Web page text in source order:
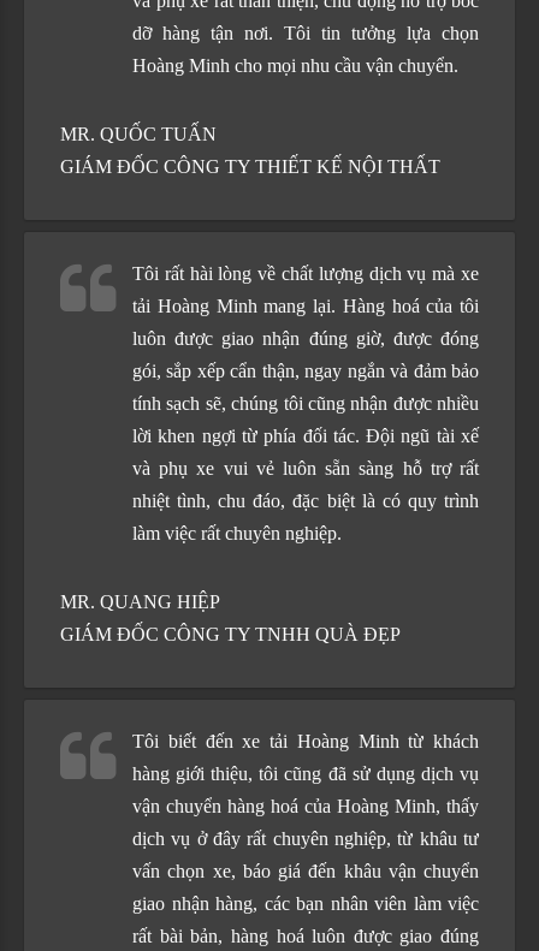
dỡ hàng tận nơi. Tôi tin tưởng lựa chọn
Hoàng Minh cho mọi nhu cầu vận chuyển.
MR. QUỐC TUẤN
GIÁM ĐỐC CÔNG TY THIẾT KẾ NỘI THẤT
Tôi rất hài lòng về chất lượng dịch vụ mà xe
tải Hoàng Minh mang lại. Hàng hoá của tôi
luôn được giao nhận đúng giờ, được đóng
gói, sắp xếp cẩn thận, ngay ngắn và đảm bảo
tính sạch sẽ, chúng tôi cũng nhận được nhiều
lời khen ngợi từ phía đối tác. Đội ngũ tài xế
và phụ xe vui vẻ luôn sẵn sàng hỗ trợ rất
nhiệt tình, chu đáo, đặc biệt là có quy trình
làm việc rất chuyên nghiệp.
MR. QUANG HIỆP
GIÁM ĐỐC CÔNG TY TNHH QUÀ ĐẸP
Tôi biết đến xe tải Hoàng Minh từ khách
hàng giới thiệu, tôi cũng đã sử dụng dịch vụ
vận chuyển hàng hoá của Hoàng Minh, thấy
dịch vụ ở đây rất chuyên nghiệp, từ khâu tư
vấn chọn xe, báo giá đến khâu vận chuyển
giao nhận hàng, các bạn nhân viên làm việc
rất bài bản, hàng hoá luôn được giao đúng